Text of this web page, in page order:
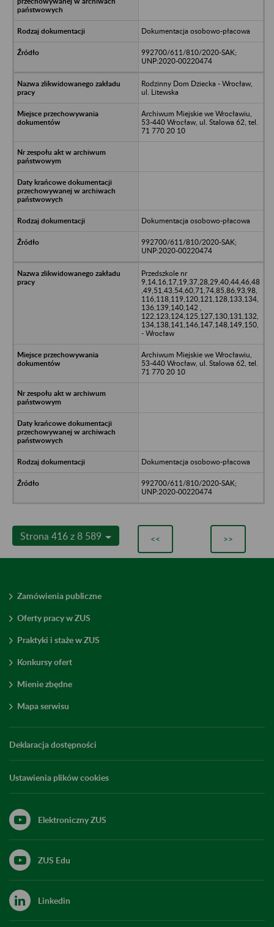
Dokumentacja osobowo-płacowa
992700/611/810/2020-SAK;
UNP:2020-00220474
Rodzinny Dom Dziecka - Wrocław,
ul. Litewska
Archiwum Miejskie we Wrocławiu,
53-440 Wrocław, ul. Stalowa 62, tel.
71 770 20 10
Dokumentacja osobowo-płacowa
992700/611/810/2020-SAK;
UNP:2020-00220474
Przedszkole nr
9,14,16,17,19,37,28,29,40,44,46,48
,49,51,43,54,60,71,74,85,86,93,98,
116,118,119,120,121,128,133,134,
136,139,140,142 ,
122,123,124,125,127,130,131,132,
134,138,141,146,147,148,149,150,
- Wrocław
Archiwum Miejskie we Wrocławiu,
53-440 Wrocław, ul. Stalowa 62, tel.
71 770 20 10
Dokumentacja osobowo-płacowa
992700/611/810/2020-SAK;
UNP:2020-00220474
Strona 416 z 8 589 << >>
Zamówienia publiczne
Oferty pracy w ZUS
Praktyki i staże w ZUS
Konkursy ofert
Mienie zbędne
Mapa serwisu
Deklaracja dostępności
Ustawienia plików cookies
Elektroniczny ZUS
ZUS Edu
Linkedin